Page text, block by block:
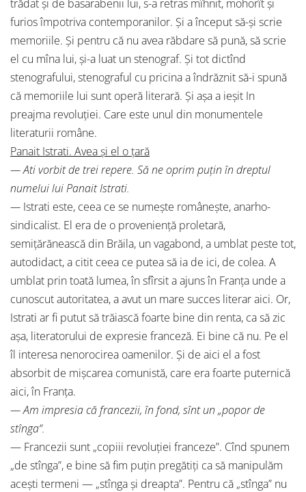
trădat şi de basarabenii lui, s-a retras mîhnit, mohorît şi
furios împotriva contemporanilor. Şi a început să-şi scrie
memoriile. Şi pentru că nu avea răbdare să pună, să scrie
el cu mîna lui, şi-a luat un stenograf. Şi tot dictînd
stenografului, stenograful cu pricina a îndrăznit să-i spună
că memoriile lui sunt operă literară. Şi aşa a ieşit In
preajma revoluţiei. Care este unul din monumentele
literaturii române.
Panait Istrati. Avea şi el o ţară
—Ati vorbit de trei repere. Să ne oprim puţin în dreptul
numelui lui Panait Istrati.
— Istrati este, ceea ce se numeşte româneşte, anarho-
sindicalist. El era de o provenienţă proletară,
semiţărănească din Brăila, un vagabond, a umblat peste tot,
autodidact, a citit ceea ce putea să ia de ici, de colea. A
umblat prin toată lumea, în sfîrsit a ajuns în Franţa unde a
cunoscut autoritatea, a avut un mare succes literar aici. Or,
Istrati ar fi putut să trăiască foarte bine din renta, ca să zic
aşa, literatorului de expresie franceză. Ei bine că nu. Pe el
îl interesa nenorocirea oamenilor. Şi de aici el a fost
absorbit de mişcarea comunistă, care era foarte puternică
aici, în Franţa.
— Am impresia că francezii, în fond, sînt un „popor de
stînga“.
— Francezii sunt „copiii revoluţiei franceze”. Cînd spunem
„de stînga”, e bine să fim puţin pregătiţi ca să manipulăm
aceşti termeni — „stînga şi dreapta”. Pentru că „stînga” nu